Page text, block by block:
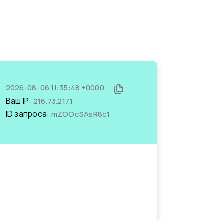
2026-08-06 11:35:48 +0000
Ваш IP: 216.73.217.1
ID запроса: mZOOcSAsR8c1